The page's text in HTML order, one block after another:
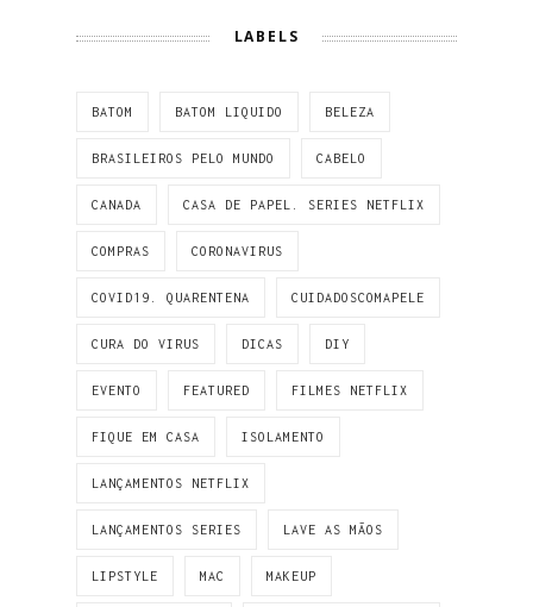
LABELS
BATOM BATOM LIQUIDO BELEZA
BRASILEIROS PELO MUNDO CABELO
CANADA CASA DE PAPEL. SERIES NETFLIX
COMPRAS CORONAVIRUS
COVID19. QUARENTENA CUIDADOSCOMAPELE
CURA DO VIRUS DICAS DIY
EVENTO FEATURED FILMES NETFLIX
FIQUE EM CASA ISOLAMENTO
LANÇAMENTOS NETFLIX
LANÇAMENTOS SERIES LAVE AS MÃOS
LIPSTYLE MAC MAKEUP